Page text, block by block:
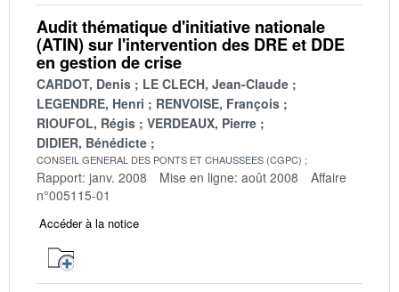
Audit thématique d'initiative nationale
(ATIN) sur l'intervention des DRE et DDE
en gestion de crise
CARDOT, Denis
LE CLECH, Jean-Claude
LEGENDRE, Henri
RENVOISE, François
RIOUFOL, Régis
VERDEAUX, Pierre
DIDIER, Bénédicte
CONSEIL GENERAL DES PONTS ET CHAUSSEES (CGPC)
Rapport: janv. 2008 Mise en ligne: août 2008
Affaire
n°005115-01
Accéder à la notice